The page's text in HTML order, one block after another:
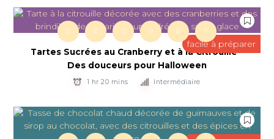
facile à préparer
C C D P R T
Tartes Sucrées au Cranberry et à la Citrouille –
Des douceurs pour Halloween
1 hr 20 mins Intermédiaire